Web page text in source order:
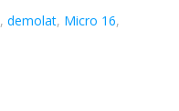
,demolat, Micro 16,